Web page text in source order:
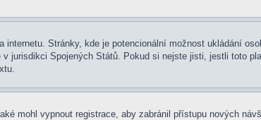
Stránky, kde je potencionální možnost ukládání
jurisdikci Spojených Států. Pokud si nejste jisti, jestli toto
mohl vypnout registrace, aby zabránil přístupu nových